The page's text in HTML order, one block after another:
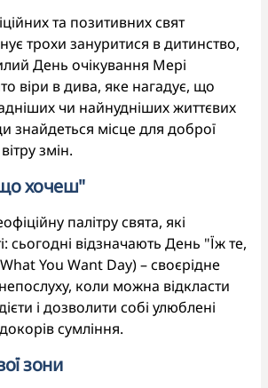
та позитивних свят
трохи зануритися в дитинство,
День очікування Мері
віри в дива, яке нагадує, що
чи найнудніших життєвих
знайдеться місце для доброї
змін.
хочеш"
палітру свята, які
сьогодні відзначають День "Їж те,
You Want Day) – своєрідне
коли можна відкласти
і дозволити собі улюблені
сумління.
зони